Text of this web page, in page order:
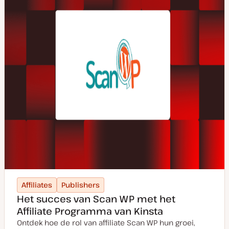
Affiliates Publishers
Het succes van Scan WP met het
Affiliate Programma van Kinsta
Ontdek hoe de rol van affiliate Scan WP hun groei,